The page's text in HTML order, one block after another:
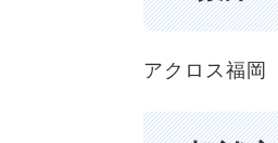
アクロス福